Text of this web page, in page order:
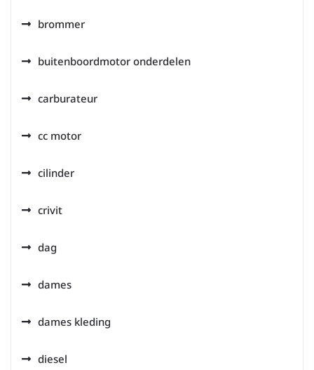
brommer
buitenboordmotor onderdelen
carburateur
cc motor
cilinder
crivit
dag
dames
dames kleding
diesel